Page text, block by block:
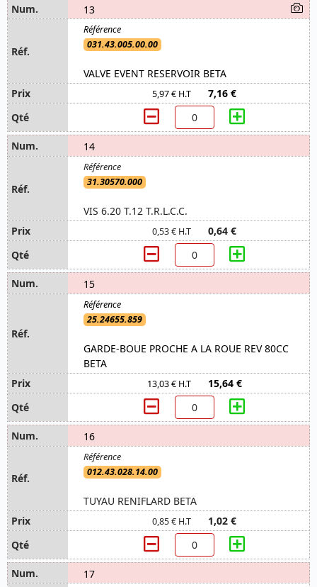
13
031.43.005.00.00
VALVE EVENT RESERVOIR BETA
5,97 € H.T 7,16 €
14
31.30570.000
VIS 6.20 T.12 T.R.L.C.C.
0,53 € H.T 0,64 €
15
25.24655.859
GARDE-BOUE PROCHE A LA ROUE REV 80CC
BETA
13,03 € H.T 15,64 €
16
012.43.028.14.00
TUYAU RENIFLARD BETA
0,85 € H.T 1,02 €
17